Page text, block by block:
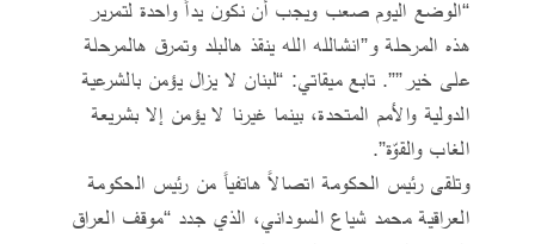
“الوضع اليوم صعب ويجب أن نكون يداً واحدة لتمرير
هذه المرحلة و”انشالله الله ينقذ هالبلد وتمرق هالمرحلة
على خير””. تابع ميقاتي: “لبنان لا يزال يؤمن بالشرعية
الدولية والأمم المتحدة، بينما غيرنا لا يؤمن إلا بشريعة
الغاب والقوّة”.
وتلقى رئيس الحكومة اتصالاً هاتفياً من رئيس الحكومة
العراقية محمد شياع السوداني، الذي جدد “موقف العراق